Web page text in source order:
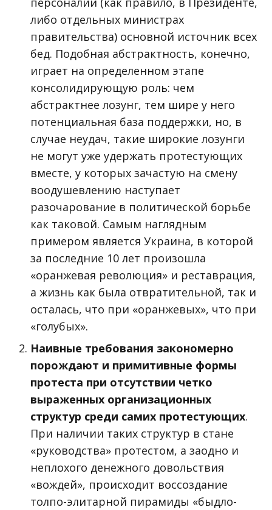
либо отдельных министрах
правительства) основной источник всех
бед. Подобная абстрактность, конечно,
играет на определенном этапе
консолидирующую роль: чем
абстрактнее лозунг, тем шире у него
потенциальная база поддержки, но, в
случае неудач, такие широкие лозунги
не могут уже удержать протестующих
вместе, у которых зачастую на смену
воодушевлению наступает
разочарование в политической борьбе
как таковой. Самым наглядным
примером является Украина, в которой
за последние 10 лет произошла
«оранжевая революция» и реставрация,
а жизнь как была отвратительной, так и
осталась, что при «оранжевых», что при
«голубых».
Наивные требования закономерно
порождают и примитивные формы
протеста при отсутствии четко
выраженных организационных
структур среди самих протестующих.
При наличии таких структур в стане
«руководства» протестом, а заодно и
неплохого денежного довольствия
«вождей», происходит воссоздание
толпо-элитарной пирамиды «быдло-